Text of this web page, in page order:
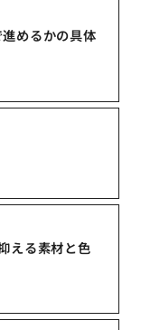
めるかの具体
える素材と色